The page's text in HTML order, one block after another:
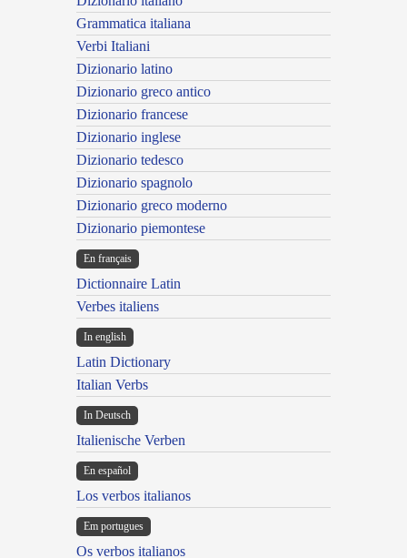
Grammatica italiana
Verbi Italiani
Dizionario latino
Dizionario greco antico
Dizionario francese
Dizionario inglese
Dizionario tedesco
Dizionario spagnolo
Dizionario greco moderno
Dizionario piemontese
En français
Dictionnaire Latin
Verbes italiens
In english
Latin Dictionary
Italian Verbs
In Deutsch
Italienische Verben
En español
Los verbos italianos
Em portugues
Os verbos italianos